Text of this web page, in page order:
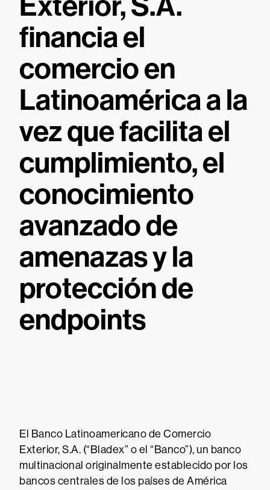
financia el
comercio en
Latinoamérica a la
vez que facilita el
cumplimiento, el
conocimiento
avanzado de
amenazas y la
protección de
endpoints
El Banco Latinoamericano de Comercio
Exterior, S.A. (“Bladex” o el “Banco”), un banco
multinacional originalmente establecido por los
bancos centrales de los países de América